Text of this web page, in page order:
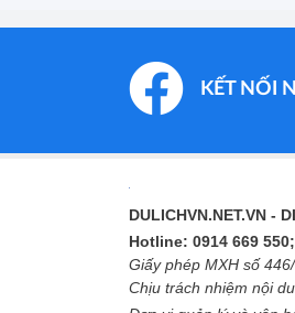
KẾT NỐI
DULICHVN.NET.VN -
Hotline: 0914 669
Giấy phép MXH số
Chịu trách nhiệm nội